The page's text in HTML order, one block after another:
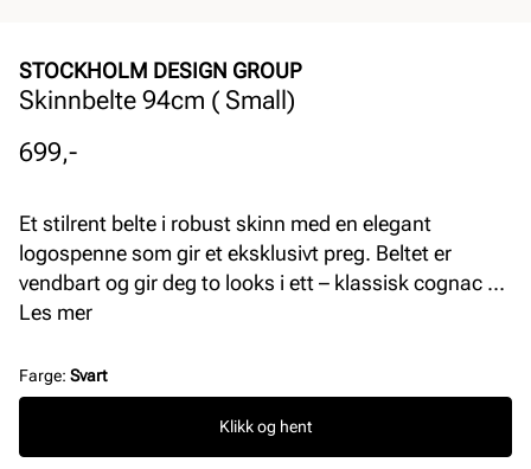
STOCKHOLM DESIGN GROUP
Skinnbelte 94cm ( Small)
Pris
699,-
Et stilrent belte i robust skinn med en elegant
logospenne som gir et eksklusivt preg. Beltet er
vendbart og gir deg to looks i ett – klassisk cognac på
den ene siden og tidløst sort på den andre. Perfekt for
tilpasses både hverdags- og penantrekk. Størrelsen
på belte er 94 cm.
Les mer
Farge: Svart
Klikk og hent